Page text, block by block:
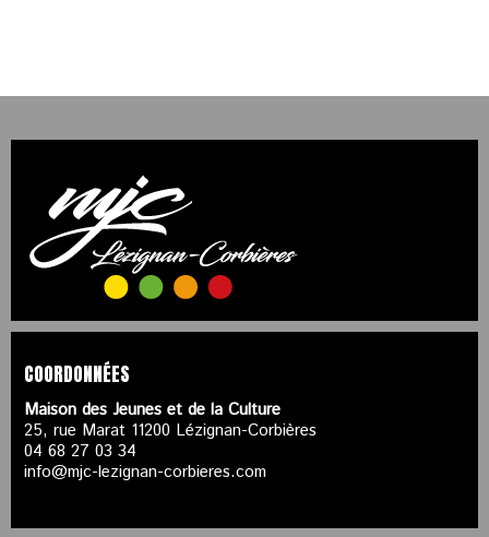
COORDONNÉES
Maison des Jeunes et de la Culture
25, rue Marat 11200 Lézignan-Corbières
04 68 27 03 34
info@mjc-lezignan-corbieres.com